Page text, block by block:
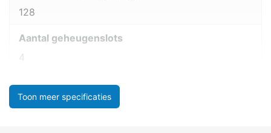
128
Aantal geheugenslots
4
Toon meer specificaties